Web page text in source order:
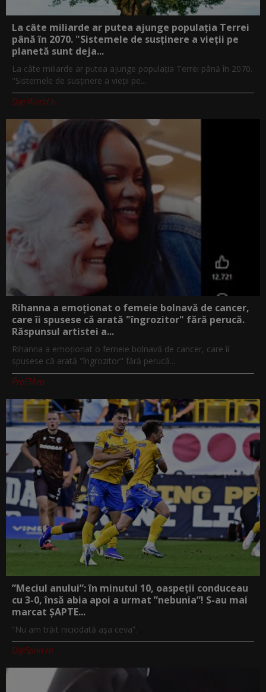
La câte miliarde ar putea ajunge populația Terrei
până în 2070. "Sistemele de susținere a vieții pe
planetă sunt deja...
La câte miliarde ar putea ajunge populația Terrei până în 2070.
"Sistemele de susținere a vieții pe...
Digi-World.tv
Rihanna a emoționat o femeie bolnavă de cancer,
care îi spusese că arată "îngrozitor" fără perucă.
Răspunsul artistei a...
Rihanna a emoționat o femeie bolnavă de cancer, care îi
spusese că arată "îngrozitor" fără perucă...
ProFM.ro
”Meciul anului”: în minutul 10, oaspeții conduceau
cu 3-0, însă abia apoi a urmat ”nebunia”! S-au mai
marcat ȘAPTE...
”Nu am trăit niciodată așa ceva”.
DigiSport.ro